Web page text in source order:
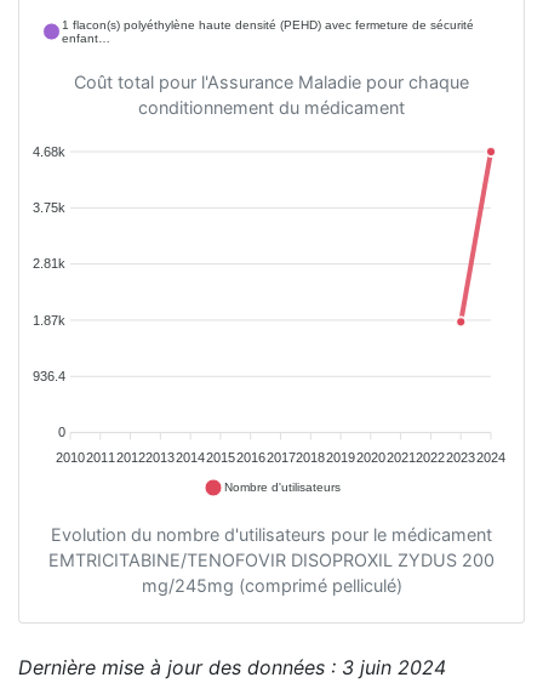
1 flacon(s) polyéthylène haute densité (PEHD) avec fermeture de sécurité
enfant…
Coût total pour l'Assurance Maladie pour chaque
conditionnement du médicament
4.68k
3.75k
2.81k
1.87k
936.4
0
20102011 2012201320142015201620172018201920202021 202220232024
Nombre d'utilisateurs
Evolution du nombre d'utilisateurs pour le médicament
EMTRICITABINE/TENOFOVIR DISOPROXIL ZYDUS 200
mg/245mg (comprimé pelliculé)
Dernière mise à jour des données : 3 juin 2024